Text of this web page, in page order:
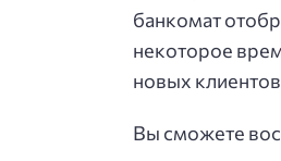
банкомат
некоторое
новых
Вы сможете